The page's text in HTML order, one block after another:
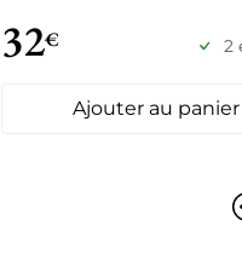
32€ 2
Ajouter au panier